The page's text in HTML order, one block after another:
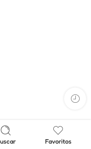
Favoritos